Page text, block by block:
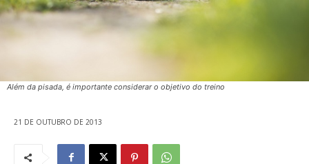
Além da pisada, é importante considerar o objetivo do treino
21 DE OUTUBRO DE 2013